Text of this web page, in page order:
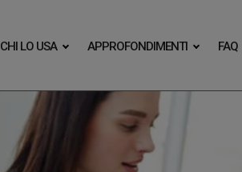
CHI LO USA APPROFONDIMENTI FAQ